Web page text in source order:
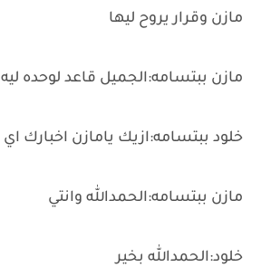
مازن وقرار يروح ليها
مازن ببتسامه:الجميل قاعد لوحده ليه
خلود ببتسامه:ازيك يامازن اخبارك اي
مازن ببتسامه:الحمدالله وانتي
خلود:الحمدالله بخير